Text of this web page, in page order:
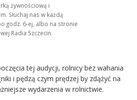
żywnościową i
Słuchaj nas w każdą
godz. 6-ej, albo na stronie
Radia Szczecin.
tej audycji, rolnicy bez wahania
i pędzą czym prędzej by zdążyć na
wydarzenia w rolnictwie.